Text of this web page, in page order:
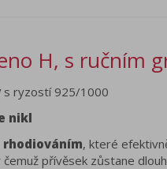
H, s ručním
s ryzostí 925/1000
nikl
rhodiováním, které
přívěsek zůstane